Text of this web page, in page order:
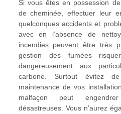
Si vous êtes en possession
de cheminée, effectuer leur
quelconques accidents et
avec en l’absence de
incendies peuvent être très
gestion des fumées
dangereusement aux
carbone. Surtout évitez
maintenance de vos
malfaçon peut
désastreuses. Vous n’aurez